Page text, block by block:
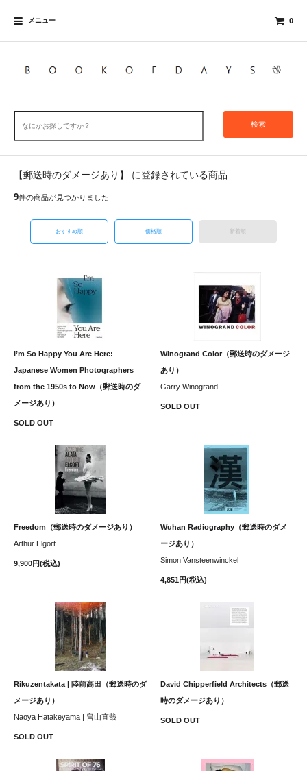
メニュー 0
検索
【郵送時のダメージあり】 に登録されている商品
9件の商品が見つかりました
おすすめ順 価格順 新着順
I’m So Happy You Are Here:
Japanese Women Photographers
from the 1950s to Now（郵送時のダ
メージあり）
SOLD OUT
Winogrand Color（郵送時のダメージ
あり）
Garry Winogrand
SOLD OUT
Freedom（郵送時のダメージあり）
Arthur Elgort
9,900円(税込)
Wuhan Radiography（郵送時のダメ
ージあり）
Simon Vansteenwinckel
4,851円(税込)
Rikuzentakata | 陸前高田（郵送時のダ
メージあり）
Naoya Hatakeyama | 畠山直哉
SOLD OUT
David Chipperfield Architects（郵送
時のダメージあり）
SOLD OUT